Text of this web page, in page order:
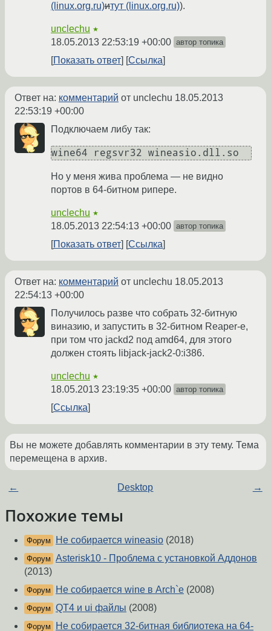
(linux.org.ru)итут (linux.org.ru)).
unclechu ★
18.05.2013 22:53:19 +00:00 автор топика
Показать ответ Ссылка
Ответ на: комментарий от unclechu 18.05.2013
22:53:19 +00:00
Подключаем либу так:
Но у меня жива проблема — не видно
портов в 64-битном рипере.
unclechu ★
18.05.2013 22:54:13 +00:00 автор топика
Показать ответ Ссылка
Ответ на: комментарий от unclechu 18.05.2013
22:54:13 +00:00
Получилось разве что собрать 32-битную
виназию, и запустить в 32-битном Reaper-е,
при том что jackd2 под amd64, для этого
должен стоять libjack-jack2-0:i386.
unclechu ★
18.05.2013 23:19:35 +00:00 автор топика
Ссылка
Вы не можете добавлять комментарии в эту тему. Тема
перемещена в архив.
← Desktop →
Похожие темы
Форум Не собирается wineasio (2018)
Форум Asterisk10 - Проблема с установкой Аддонов
(2013)
Форум Не собирается wine в Arch`е (2008)
Форум QT4 и ui файлы (2008)
Форум Не собирается 32-битная библиотека на 64-